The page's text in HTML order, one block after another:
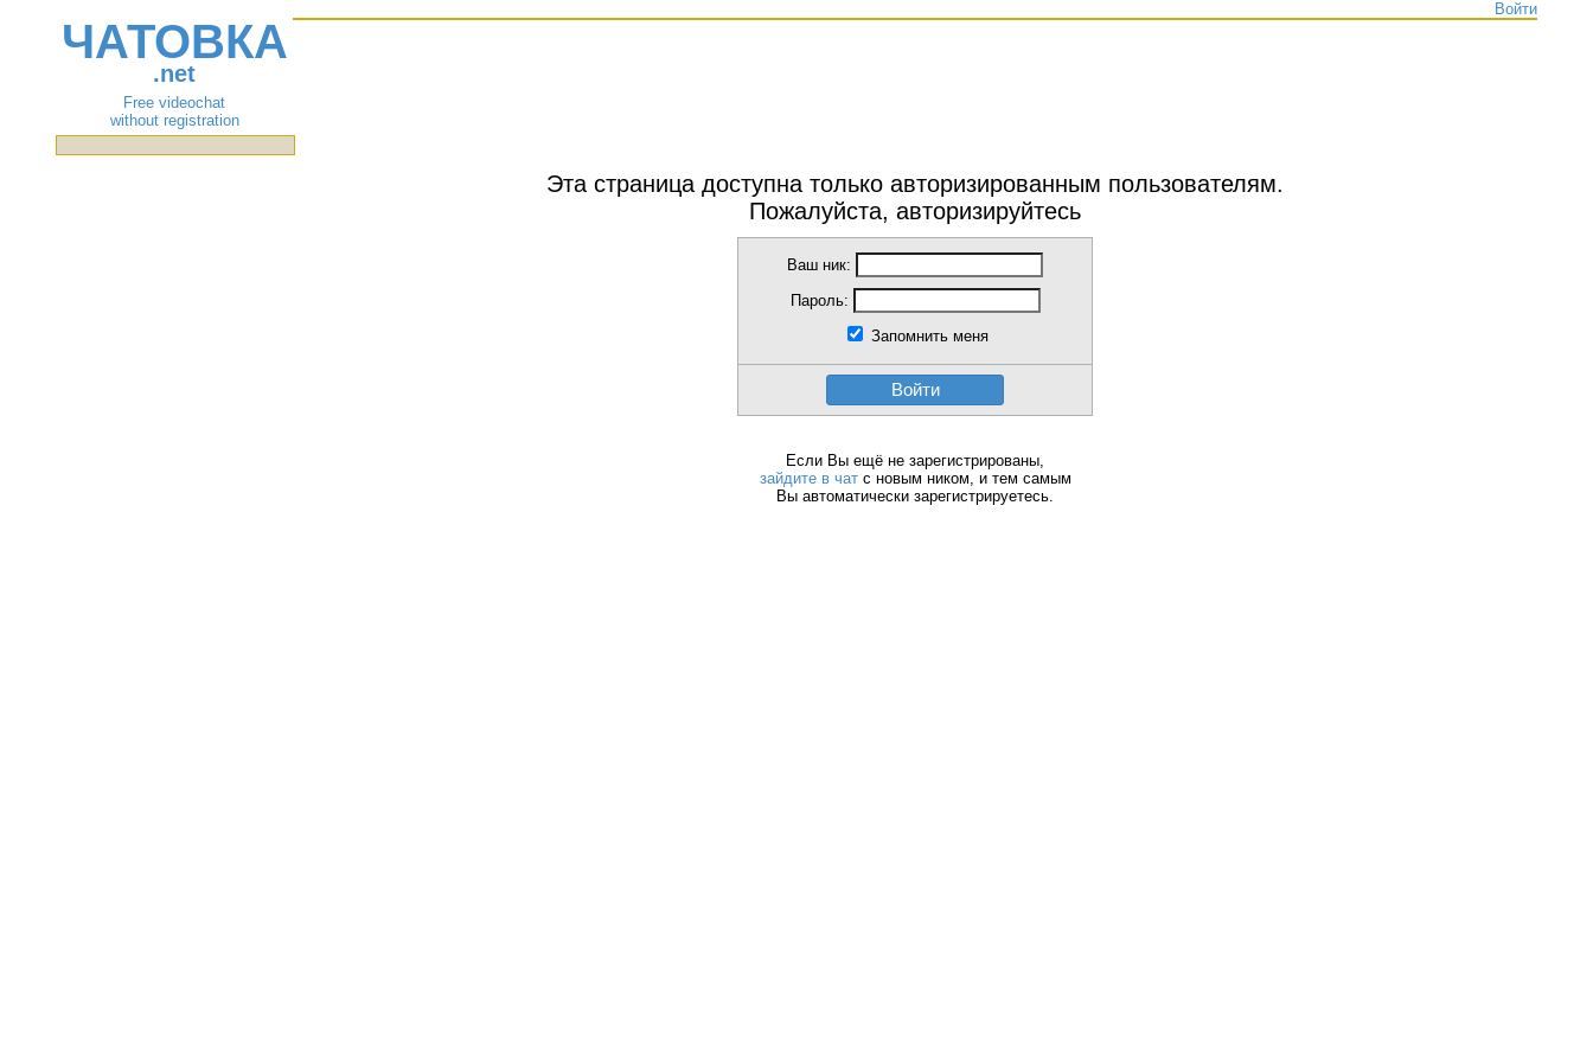
Войти
ЧАТОВКА
.net
Free videochat
without registration
Эта страница доступна только авторизированным пользователям.
Пожалуйста, авторизируйтесь
Ваш ник:
Пароль:
Запомнить меня
Войти
Если Вы ещё не зарегистрированы,
зайдите в чатс новым ником, и тем самым
Вы автоматически зарегистрируетесь.